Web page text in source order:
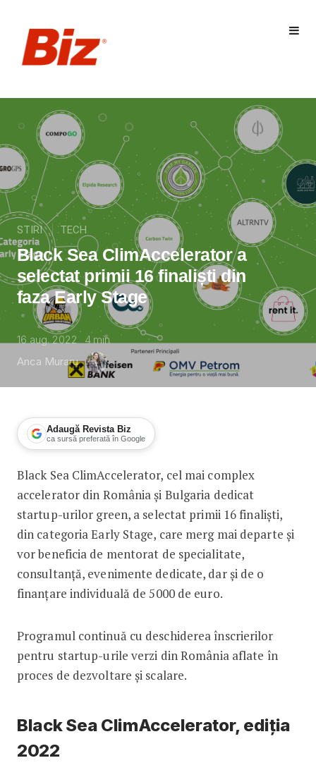
STIRI TECH
Black Sea ClimAccelerator a
selectat primii 16 finaliști din
faza Early Stage
16 aug. 2022 4min
Anca Muraru
Adaugă Revista Biz
ca sursă preferată în Google
Black Sea ClimAccelerator a
Black Sea ClimAccelerator, cel mai complex
accelerator din România și Bulgaria dedicat
startup-urilor green, a selectat primii 16 finaliști,
din categoria Early Stage, care merg mai departe și
vor beneficia de mentorat de specialitate,
consultanță, evenimente dedicate, dar și de o
finanțare individuală de 5000 de euro.
Programul continuă cu deschiderea înscrierilor
pentru startup-urile verzi din România aflate în
proces de dezvoltare și scalare.
Black Sea ClimAccelerator, ediția
2022